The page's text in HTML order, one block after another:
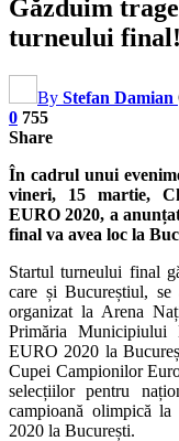
Găzduim
turneului final!
By Stefan Damian
0 755
Share
În cadrul unui
vineri, 15 martie,
EURO 2020, a
final va avea loc la
Startul turneului final
care și Bucureștiul,
organizat la Arena
Primăria Municipiului
EURO 2020 la
Cupei Campionilor
selecțiilor pentru
campioană olimpică
2020 la București.